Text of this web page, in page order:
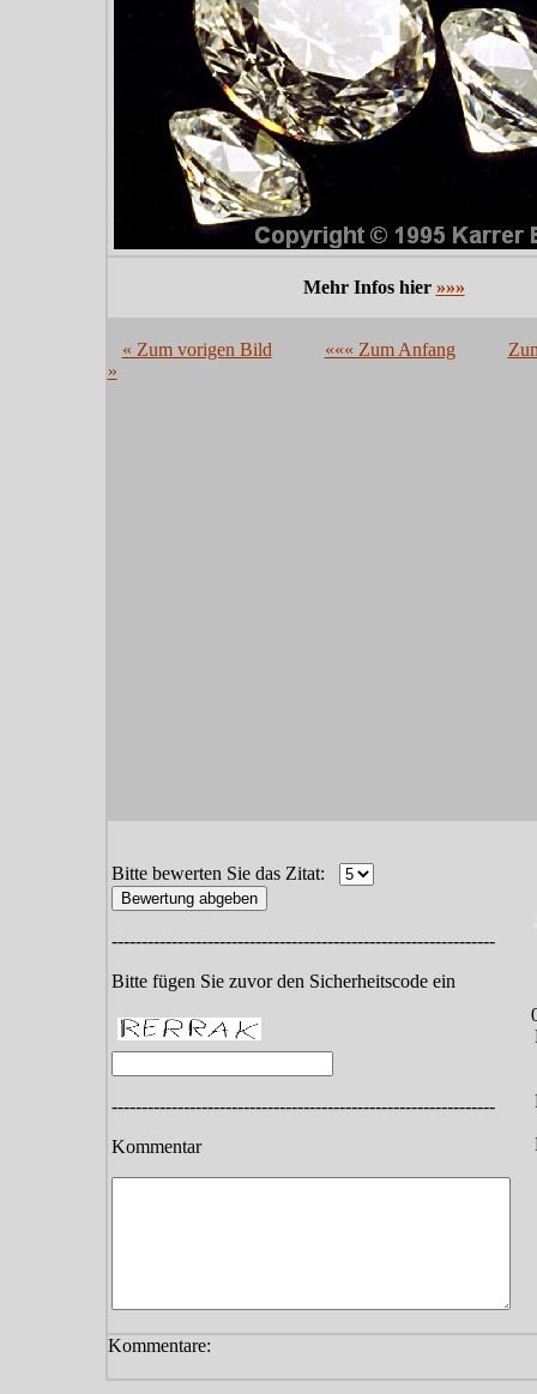
Mehr Infos hier »»»
« Zum vorigen Bild ««« Zum Anfang
»
Bitte bewerten Sie das Zitat:
----------------------------------------------------------------
Bitte fügen Sie zuvor den Sicherheitscode ein
----------------------------------------------------------------
Kommentar
Kommentare: